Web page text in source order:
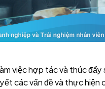
việc hợp tác và thúc
các vấn đề và thực hiện